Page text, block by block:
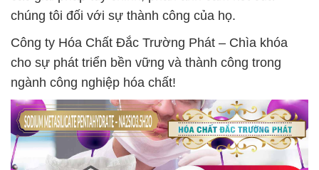
chúng tôi đối với sự thành công của họ.
Công ty Hóa Chất Đắc Trường Phát – Chìa khóa
cho sự phát triển bền vững và thành công trong
ngành công nghiệp hóa chất!